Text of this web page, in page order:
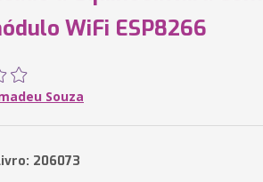
WiFi ESP8266
Souza
206073